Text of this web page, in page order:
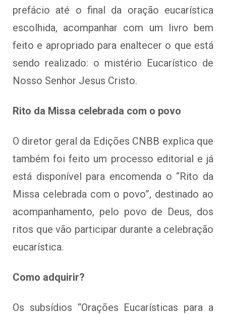
prefácio até o final da oração eucarística
escolhida, acompanhar com um livro bem
feito e apropriado para enaltecer o que está
sendo realizado: o mistério Eucarístico de
Nosso Senhor Jesus Cristo.
Rito da Missa celebrada com o povo
O diretor geral da Edições CNBB explica que
também foi feito um processo editorial e já
está disponível para encomenda o “Rito da
Missa celebrada com o povo”, destinado ao
acompanhamento, pelo povo de Deus, dos
ritos que vão participar durante a celebração
eucarística.
Como adquirir?
Os subsídios “Orações Eucarísticas para a